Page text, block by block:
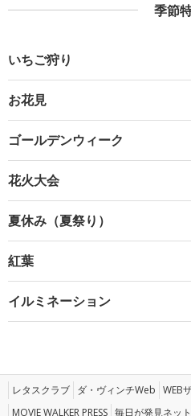
季節
いちご狩り
お花見
ゴールデンウィーク
花火大会
夏休み（夏祭り）
紅葉
イルミネーション
レタスクラブ ダ・ヴィンチWeb WEB
MOVIE WALKER PRESS 毎日が発見ネット